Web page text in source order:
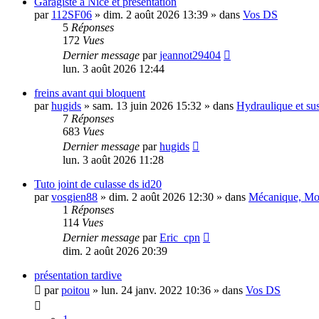
par 112SF06 » dim. 2 août 2026 13:39 » dans Vos DS
5 Réponses
172 Vues
Dernier message parjeannot29404
lun. 3 août 2026 12:44
freins avant qui bloquent
parhugids » sam. 13 juin 2026 15:32 » dans Hydraulique et
7 Réponses
683 Vues
Dernier message parhugids
lun. 3 août 2026 11:28
Tuto joint de culasse ds id20
parvosgien88 » dim. 2 août 2026 12:30 » dans Mécanique,
1 Réponses
114 Vues
Dernier message parEric_cpn
dim. 2 août 2026 20:39
présentation tardive
parpoitou » lun. 24 janv. 2022 10:36 » dans Vos DS